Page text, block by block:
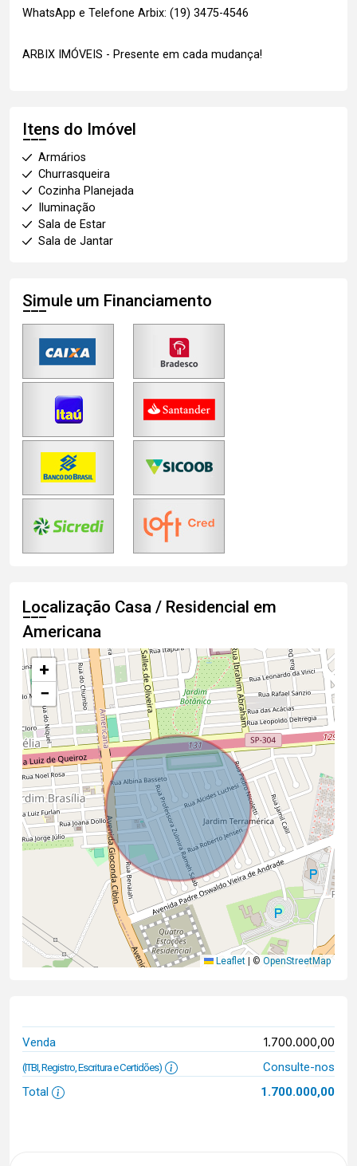
WhatsApp e Telefone Arbix: (19) 3475-4546
ARBIX IMÓVEIS - Presente em cada mudança!
Itens do Imóvel
Armários
Churrasqueira
Cozinha Planejada
Iluminação
Sala de Estar
Sala de Jantar
Simule um Financiamento
Localização Casa / Residencial em
Americana
+
−
Leaflet © OpenStreetMap
Venda 1.700.000,00
(ITBI, Registro, Escritura e Certidões)
Consulte-nos
Total
1.700.000,00